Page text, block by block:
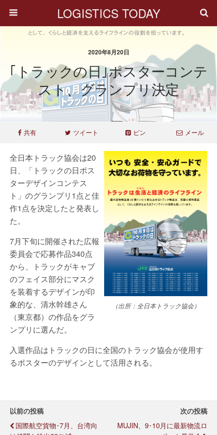
LOGISTICS TODAY
2020年8月20日
｢トラックの日｣ポスターコンテ
スト、グランプリ決定
共有 ツイート ピン メール
（出所：全日本トラック協会）
全日本トラック協会は20
日、「トラックの日ポス
ターデザインコンテス
ト」のグランプリ1点と佳
作1点を決定したと発表し
た。
7月下旬に開催された広報
委員会で応募作品340点
から、トラックがキャブ
のフェイス部分にマスク
を装着するデザインが印
象的な、清水幹雄さん
（東京都）の作品をグラ
ンプリに選んだ。
入選作品はトラックの日に全国のトラック協会が使用す
るポスターのデザインとして活用される。
以前の投稿
国際航空貨物･7月、台湾向
次の投稿
MUJIN、9･10月に最新物流ロ